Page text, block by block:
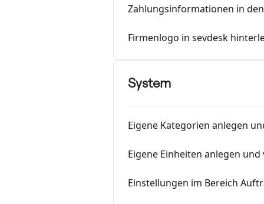
Zahlungsinformationen in
Firmenlogo in sevdesk
System
Eigene Kategorien anlegen
Eigene Einheiten anlegen
Einstellungen im Bereich